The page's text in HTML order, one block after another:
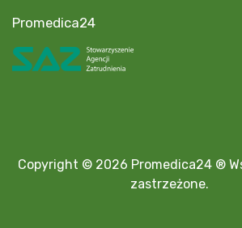
Promedica24
Copyright © 2026 Promedica24 ®
zastrzeżone.